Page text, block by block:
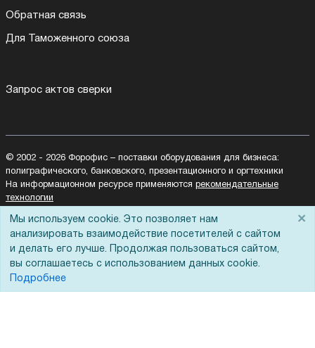
Обратная связь
Для Таможенного союза
Запрос актов сверки
© 2002 - 2026 Форофис – поставки оборудования для бизнеса:
полиграфического, банковского, презентационного и оргтехники
На информационном ресурсе применяются рекомендательные
технологии
соответствуетполитике обработки данных
Политика обработки персональных данных
Согласие на обработку персональных данных
Мы используем cookie. Это позволяет нам
анализировать взаимодействие посетителей с сайтом
и делать его лучше. Продолжая пользоваться сайтом,
вы соглашаетесь с использованием данных cookie.
Подробнее
×